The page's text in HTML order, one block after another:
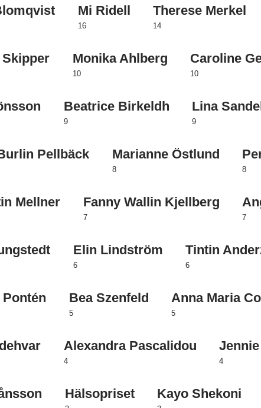
Mi Ridell
16
Therese Merkel
14
Monika Ahlberg
10
Caroline
10
Beatrice Birkeldh
9
Lina
9
Pellbäck Marianne Östlund
8 8
Mellner Fanny Wallin Kjellberg
7 7
Elin Lindström
6
Tintin
6
Pontén Bea Szenfeld
5
Anna Maria
5
Alexandra Pascalidou
4 4
Hälsopriset Kayo Shekoni